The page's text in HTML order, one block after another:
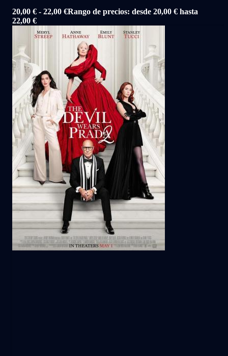
20,00 € - 22,00 €Rango de precios: desde 20,00 € hasta
22,00 €